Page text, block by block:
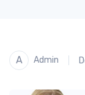
A Admin